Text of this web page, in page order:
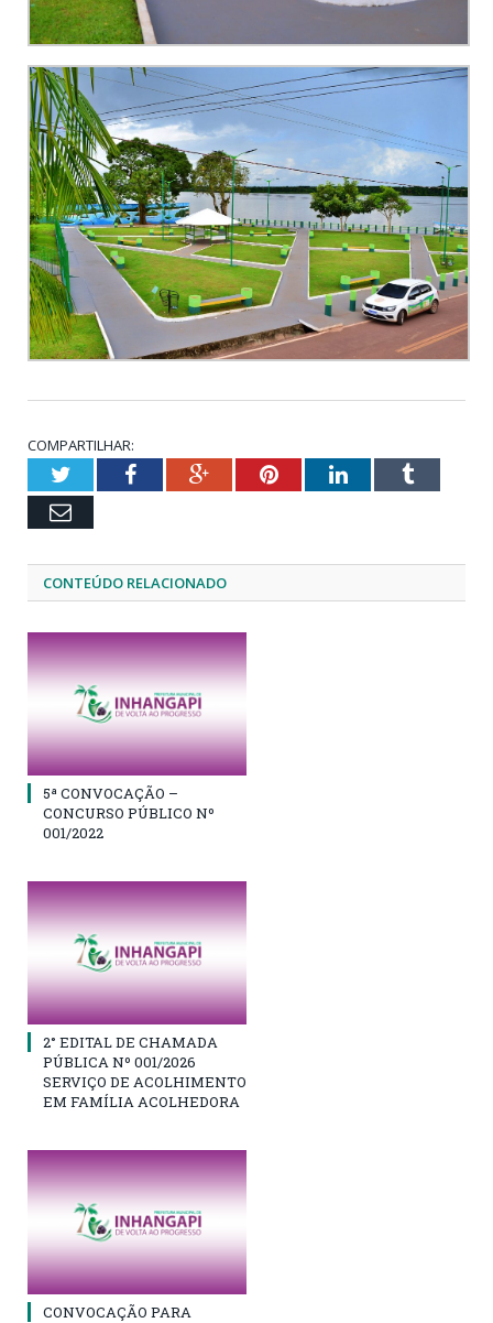
COMPARTILHAR:
TwitterFacebookGoogle+PinterestLinkedInTumblr
Email
CONTEÚDO RELACIONADO
5ª CONVOCAÇÃO –
CONCURSO PÚBLICO Nº
001/2022
2° EDITAL DE CHAMADA
PÚBLICA Nº 001/2026
SERVIÇO DE ACOLHIMENTO
EM FAMÍLIA ACOLHEDORA
CONVOCAÇÃO PARA